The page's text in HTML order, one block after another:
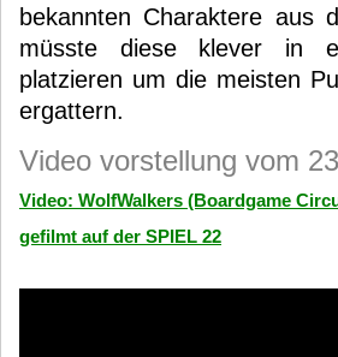
bekannten Charaktere aus
müsste diese klever in
platzieren um die meisten
ergattern.
Video vorstellung vom
Video: WolfWalkers (Boardgame
gefilmt auf der SPIEL 22